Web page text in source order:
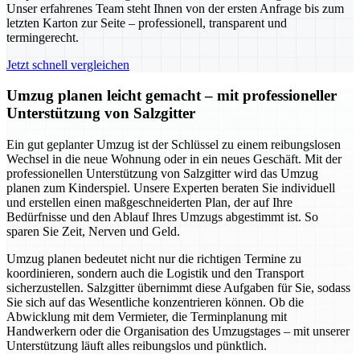
Unser erfahrenes Team steht Ihnen von der ersten Anfrage bis zum
letzten Karton zur Seite – professionell, transparent und
termingerecht.
Jetzt schnell vergleichen
Umzug planen leicht gemacht – mit professioneller
Unterstützung von Salzgitter
Ein gut geplanter Umzug ist der Schlüssel zu einem reibungslosen
Wechsel in die neue Wohnung oder in ein neues Geschäft. Mit der
professionellen Unterstützung von Salzgitter wird das Umzug
planen zum Kinderspiel. Unsere Experten beraten Sie individuell
und erstellen einen maßgeschneiderten Plan, der auf Ihre
Bedürfnisse und den Ablauf Ihres Umzugs abgestimmt ist. So
sparen Sie Zeit, Nerven und Geld.
Umzug planen bedeutet nicht nur die richtigen Termine zu
koordinieren, sondern auch die Logistik und den Transport
sicherzustellen. Salzgitter übernimmt diese Aufgaben für Sie, sodass
Sie sich auf das Wesentliche konzentrieren können. Ob die
Abwicklung mit dem Vermieter, die Terminplanung mit
Handwerkern oder die Organisation des Umzugstages – mit unserer
Unterstützung läuft alles reibungslos und pünktlich.